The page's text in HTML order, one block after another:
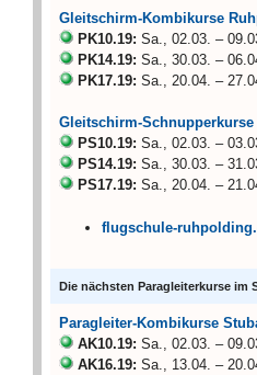
Gleitschirm-Kombikurse
PK10.19: Sa., 02.03. –
PK14.19: Sa., 30.03. –
PK17.19: Sa., 20.04. –
Gleitschirm-
PS10.19: Sa., 02.03. –
PS14.19: Sa., 30.03. –
PS17.19: Sa., 20.04. –
flugschule-
Die nächsten Paragleiterkurse im
Paragleiter-Kombikurse
AK10.19: Sa., 02.03. –
AK16.19: Sa., 13.04. –